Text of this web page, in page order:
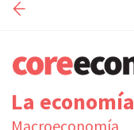
La
Macroeconomía